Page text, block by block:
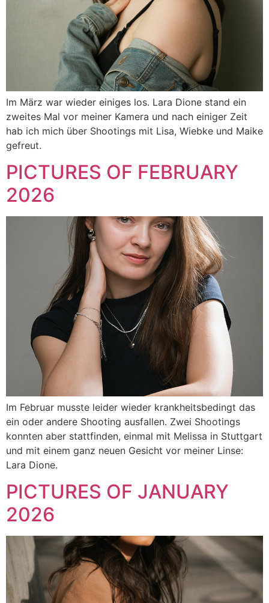
Im März war wieder einiges los. Lara Dione stand ein
zweites Mal vor meiner Kamera und nach einiger Zeit
hab ich mich über Shootings mit Lisa, Wiebke und Maike
gefreut.
PICTURES OF FEBRUARY
2026
Im Februar musste leider wieder krankheitsbedingt das
ein oder andere Shooting ausfallen. Zwei Shootings
konnten aber stattfinden, einmal mit Melissa in Stuttgart
und mit einem ganz neuen Gesicht vor meiner Linse:
Lara Dione.
PICTURES OF JANUARY
2026